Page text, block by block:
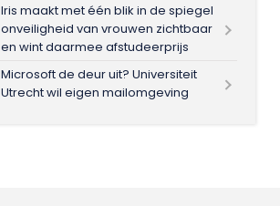
Iris maakt met één blik in de spiegel
onveiligheid van vrouwen zichtbaar
en wint daarmee afstudeerprijs
Microsoft de deur uit? Universiteit
Utrecht wil eigen mailomgeving